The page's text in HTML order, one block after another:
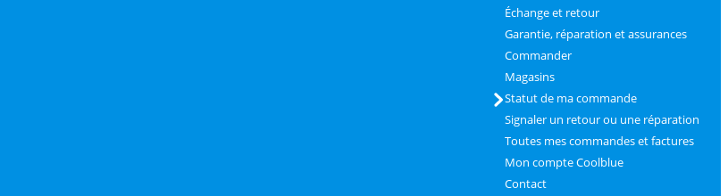
Échange et retour
Garantie, réparation et assurances
Commander
Magasins
Statut de ma commande
Signaler un retour ou une réparation
Toutes mes commandes et factures
Mon compte Coolblue
Contact